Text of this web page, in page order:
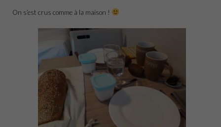
On s’est crus comme à la maison !